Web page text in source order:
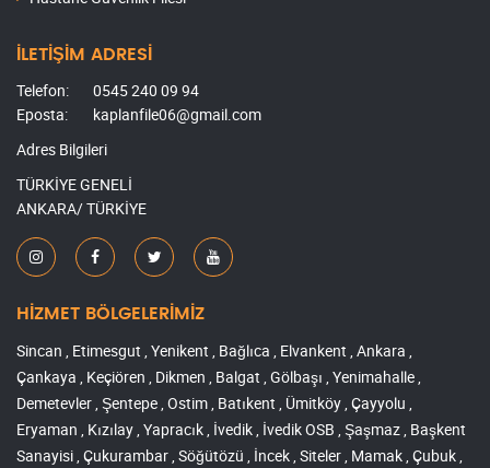
İLETİŞİM ADRESİ
Telefon:
0545 240 09 94
Eposta:
kaplanfile06@gmail.com
Adres Bilgileri
TÜRKİYE GENELİ
ANKARA/ TÜRKİYE
HİZMET BÖLGELERİMİZ
Sincan , Etimesgut , Yenikent , Bağlıca , Elvankent , Ankara ,
Çankaya , Keçiören , Dikmen , Balgat , Gölbaşı , Yenimahalle ,
Demetevler , Şentepe , Ostim , Batıkent , Ümitköy , Çayyolu ,
Eryaman , Kızılay , Yapracık , İvedik , İvedik OSB , Şaşmaz , Başkent
Sanayisi , Çukurambar , Söğütözü , İncek , Siteler , Mamak , Çubuk ,